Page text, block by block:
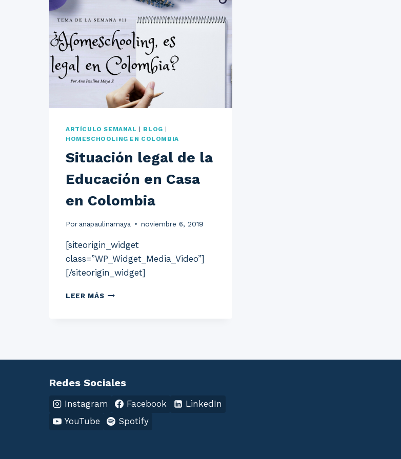
ARTÍCULO SEMANAL BLOG
HOMESCHOOLING EN COLOMBIA
Situación legal de la
Educación en Casa
en Colombia
Por anapaulinamaya noviembre 6, 2019
[siteorigin_widget
class=”WP_Widget_Media_Video”]
[/siteorigin_widget]
LEER MÁSSITUACIÓN
COLOMBIA
Redes Sociales
Instagram Facebook
LinkedIn
YouTube
Spotify